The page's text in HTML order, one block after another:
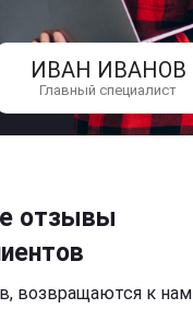
ИВАН ИВАНОВ
Главный специалист
отзывы
возвращаются к нам